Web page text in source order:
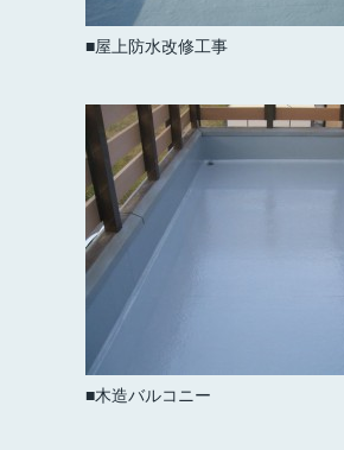
屋上防水改修工事
木造バルコニー